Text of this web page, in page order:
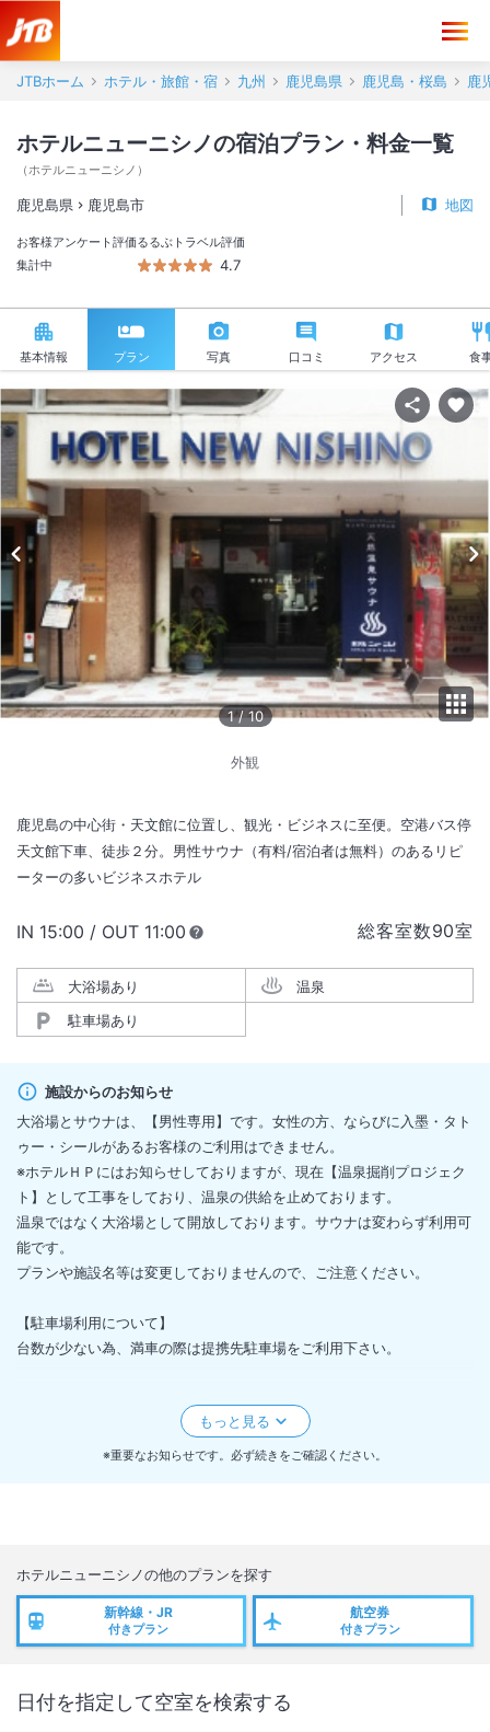
JTBホーム ホテル・旅館・宿 九州 鹿児島県 鹿児島・桜島 鹿
ホテルニューニシノの宿泊プラン・料金一覧
（ホテルニューニシノ ）
鹿児島県 鹿児島市 地図
お客様アンケート評価
集計中
るるぶトラベル評価
4.7
基本情報 プラン 写真 口コミ アクセス 食
1 /10
外観
鹿児島の中心街・天文館に位置し、観光・ビジネスに至便。空港バス停
天文館下車、徒歩２分。男性サウナ（有料/宿泊者は無料）のあるリピ
ーターの多いビジネスホテル
総客室数90室
IN チェックイン
15:00 / OUT チェックアウト
11:00
大浴場あり
温泉
駐車場あり
施設からのお知らせ
大浴場とサウナは、【男性専用】です。女性の方、ならびに入墨・タト
ゥー・シールがあるお客様のご利用はできません。
※ホテルＨＰにはお知らせしておりますが、現在【温泉掘削プロジェク
ト】として工事をしており、温泉の供給を止めております。
温泉ではなく大浴場として開放しております。サウナは変わらず利用可
能です。
プランや施設名等は変更しておりませんので、ご注意ください。
【駐車場利用について】
台数が少ない為、満車の際は提携先駐車場をご利用下さい。
令和8年4月から9月頃まで【温泉掘削プロジェクト】による工事によ
り、駐車場を一時閉鎖としております。
※重要なお知らせです。必ず続きをご確認ください。
ホテルニューニシノの他のプランを探す
新幹線・JR
付きプラン
航空券
付きプラン
日付を指定して空室を検索する